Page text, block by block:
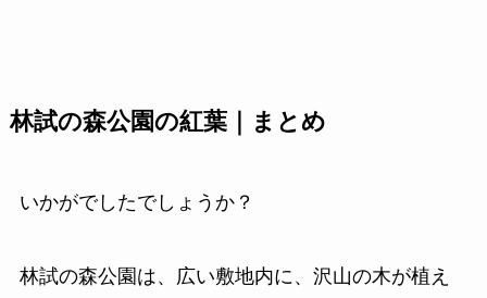
林試の森公園の紅葉｜まとめ
いかがでしたでしょうか？
林試の森公園は、広い敷地内に、沢山の木が植え